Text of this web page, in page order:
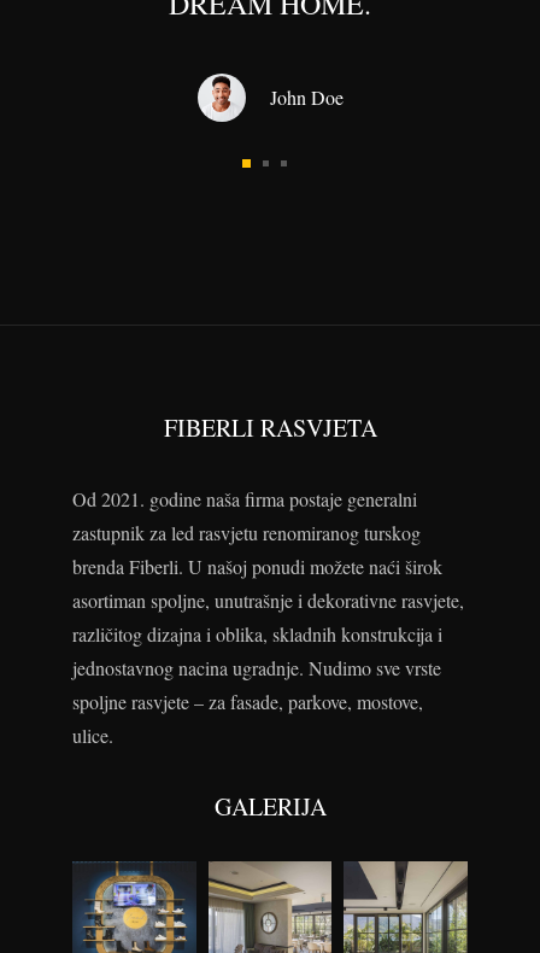
John Doe
FIBERLI RASVJETA
Od 2021. godine naša firma postaje generalni
zastupnik za led rasvjetu renomiranog turskog
brenda Fiberli. U našoj ponudi možete naći širok
asortiman spoljne, unutrašnje i dekorativne rasvjete,
različitog dizajna i oblika, skladnih konstrukcija i
jednostavnog nacina ugradnje. Nudimo sve vrste
spoljne rasvjete – za fasade, parkove, mostove,
ulice.
GALERIJA